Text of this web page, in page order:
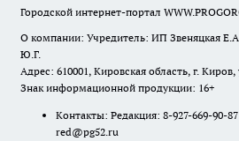
Городской интернет-портал
О компании: Учредитель: ИП Звеняцкая
Ю.Г.
Адрес: 610001, Кировская область, г.
Знак информационной продукции: 16+
Контакты: Редакция: 8-927-669-90-
red@pg52.ru